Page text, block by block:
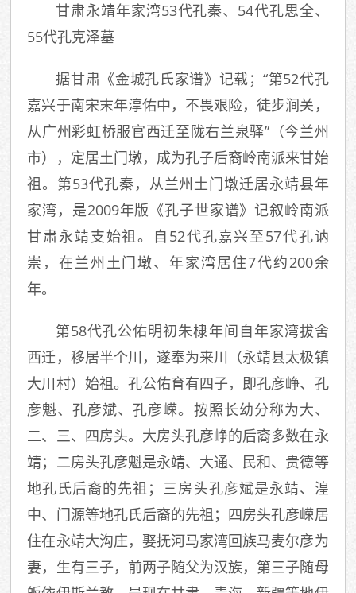
甘肃永靖年家湾53代孔秦、54代孔思全、
55代孔克泽墓
据甘肃《金城孔氏家谱》记载；“第52代孔
嘉兴于南宋末年淳佑中，不畏艰险，徒步涧关，
从广州彩虹桥服官西迁至陇右兰泉驿”（今兰州
市），定居土门墩，成为孔子后裔岭南派来甘始
祖。第53代孔秦，从兰州土门墩迁居永靖县年
家湾，是2009年版《孔子世家谱》记叙岭南派
甘肃永靖支始祖。自52代孔嘉兴至57代孔讷
崇，在兰州土门墩、年家湾居住7代约200余
年。
第58代孔公佑明初朱棣年间自年家湾拔舍
西迁，移居半个川，遂奉为来川（永靖县太极镇
大川村）始祖。孔公佑育有四子，即孔彦峥、孔
彦魁、孔彦斌、孔彦嵘。按照长幼分称为大、
二、三、四房头。大房头孔彦峥的后裔多数在永
靖；二房头孔彦魁是永靖、大通、民和、贵德等
地孔氏后裔的先祖；三房头孔彦斌是永靖、湟
中、门源等地孔氏后裔的先祖；四房头孔彦嵘居
住在永靖大沟庄，娶抚河马家湾回族马麦尔彦为
妻，生有三子，前两子随父为汉族，第三子随母